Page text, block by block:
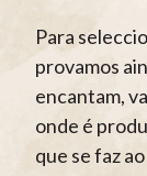
Para
provamos
encantam,
onde é
que se faz